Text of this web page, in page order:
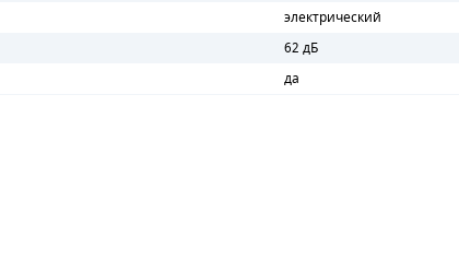
электрический
62 дБ
да